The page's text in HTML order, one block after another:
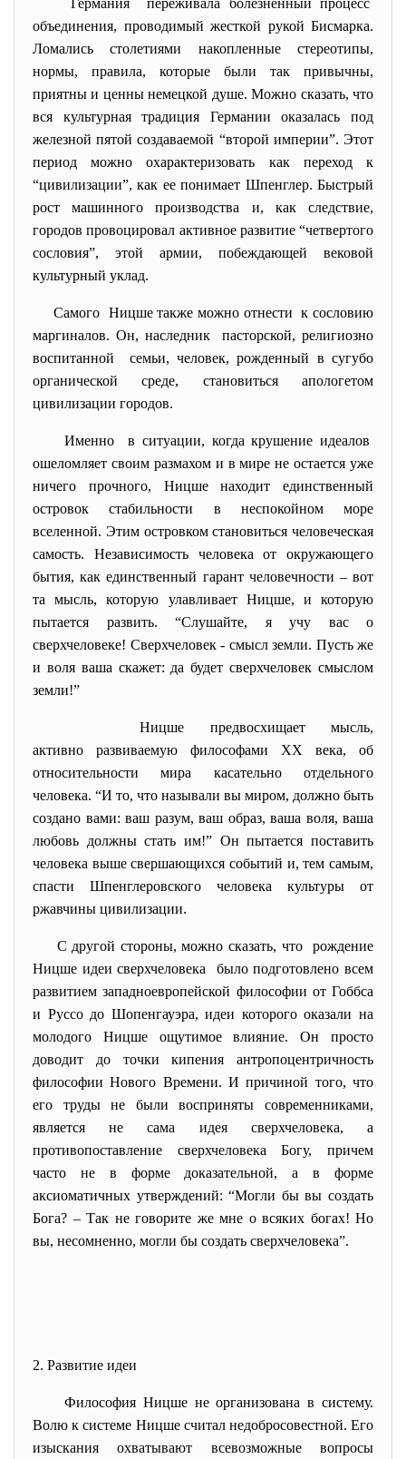
Германия переживала болезненный процесс
объединения, проводимый жесткой рукой Бисмарка.
Ломались столетиями накопленные стереотипы,
нормы, правила, которые были так привычны,
приятны и ценны немецкой душе. Можно сказать, что
вся культурная традиция Германии оказалась под
железной пятой создаваемой “второй империи”. Этот
период можно охарактеризовать как переход к
“цивилизации”, как ее понимает Шпенглер. Быстрый
рост машинного производства и, как следствие,
городов провоцировал активное развитие “четвертого
сословия”, этой армии, побеждающей вековой
культурный уклад.
Самого Ницше также можно отнести к сословию
маргиналов. Он, наследник пасторской, религиозно
воспитанной семьи, человек, рожденный в сугубо
органической среде, становиться апологетом
цивилизации городов.
Именно в ситуации, когда крушение идеалов
ошеломляет своим размахом и в мире не остается уже
ничего прочного, Ницше находит единственный
островок стабильности в неспокойном море
вселенной. Этим островком становиться человеческая
самость. Независимость человека от окружающего
бытия, как единственный гарант человечности – вот
та мысль, которую улавливает Ницше, и которую
пытается развить. “Слушайте, я учу вас о
сверхчеловеке! Сверхчеловек - смысл земли. Пусть же
и воля ваша скажет: да будет сверхчеловек смыслом
земли!”
Ницше предвосхищает мысль,
активно развиваемую философами XX века, об
относительности мира касательно отдельного
человека. “И то, что называли вы миром, должно быть
создано вами: ваш разум, ваш образ, ваша воля, ваша
любовь должны стать им!” Он пытается поставить
человека выше свершающихся событий и, тем самым,
спасти Шпенглеровского человека культуры от
ржавчины цивилизации.
С другой стороны, можно сказать, что рождение
Ницше идеи сверхчеловека было подготовлено всем
развитием западноевропейской философии от Гоббса
и Руссо до Шопенгауэра, идеи которого оказали на
молодого Ницше ощутимое влияние. Он просто
доводит до точки кипения антропоцентричность
философии Нового Времени. И причиной того, что
его труды не были восприняты современниками,
является не сама идея сверхчеловека, а
противопоставление сверхчеловека Богу, причем
часто не в форме доказательной, а в форме
аксиоматичных утверждений: “Могли бы вы создать
Бога? – Так не говорите же мне о всяких богах! Но
вы, несомненно, могли бы создать сверхчеловека”.
2. Развитие идеи
Философия Ницше не организована в систему.
Волю к системе Ницше считал недобросовестной. Его
изыскания охватывают всевозможные вопросы